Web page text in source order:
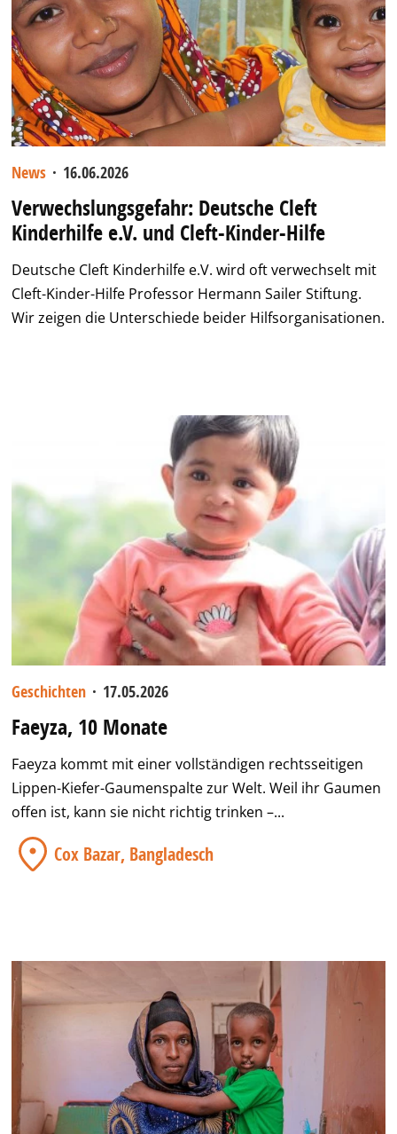
News · 16.06.2026
Verwechslungsgefahr: Deutsche Cleft
Kinderhilfe e.V. und Cleft-Kinder-Hilfe
Deutsche Cleft Kinderhilfe e.V. wird oft verwechselt mit
Cleft-Kinder-Hilfe Professor Hermann Sailer Stiftung.
Wir zeigen die Unterschiede beider Hilfsorganisationen.
Geschichten · 17.05.2026
Faeyza, 10 Monate
Faeyza kommt mit einer vollständigen rechtsseitigen
Lippen-Kiefer-Gaumenspalte zur Welt. Weil ihr Gaumen
offen ist, kann sie nicht richtig trinken –...
Cox Bazar, Bangladesch